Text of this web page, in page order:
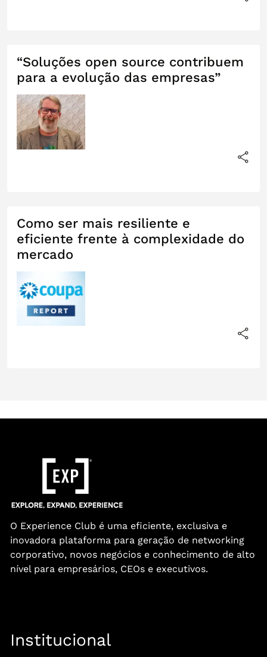
“Soluções open source contribuem
para a evolução das empresas”
Como ser mais resiliente e
eficiente frente à complexidade do
mercado
O Experience Club é uma eficiente, exclusiva e
inovadora plataforma para geração de networking
corporativo, novos negócios e conhecimento de alto
nível para empresários, CEOs e executivos.
Institucional